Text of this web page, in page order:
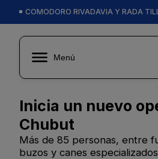
COMODORO RIVADAVIA Y RADA
Menú
Inicia un nuevo
Chubut
Más de 85 personas, entre
buzos y canes